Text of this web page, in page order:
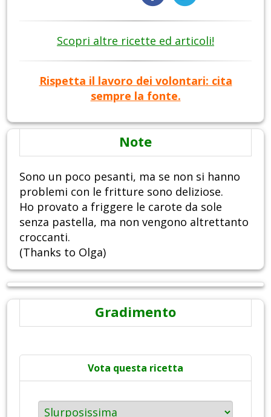
Scopri altre ricette ed articoli!
Rispetta il lavoro dei volontari: cita
sempre la fonte.
Note
Sono un poco pesanti, ma se non si hanno
problemi con le fritture sono deliziose.
Ho provato a friggere le carote da sole
senza pastella, ma non vengono altrettanto
croccanti.
(Thanks to Olga)
Gradimento
Vota questa ricetta